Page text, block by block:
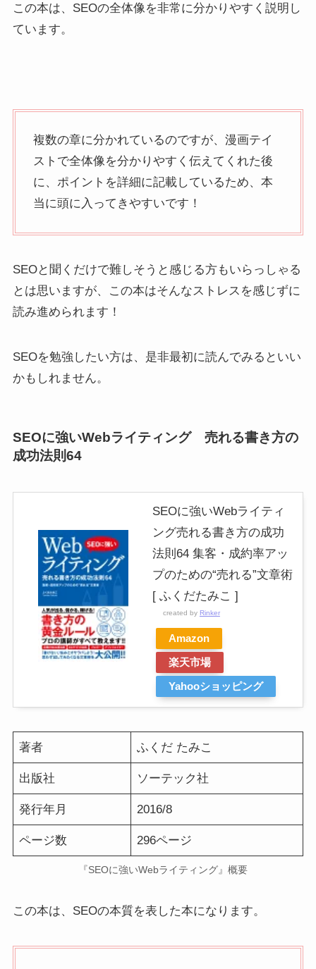
この本は、SEOの全体像を非常に分かりやすく説明し
ています。
複数の章に分かれているのですが、漫画テイ
ストで全体像を分かりやすく伝えてくれた後
に、ポイントを詳細に記載しているため、本
当に頭に入ってきやすいです！
SEOと聞くだけで難しそうと感じる方もいらっしゃる
とは思いますが、この本はそんなストレスを感じずに
読み進められます！
SEOを勉強したい方は、是非最初に読んでみるといい
かもしれません。
SEOに強いWebライティング 売れる書き方の
成功法則64
SEOに強いWebライティ
ング売れる書き方の成功
法則64 集客・成約率アッ
プのための“売れる”文章術
[ ふくだたみこ ]
created by Rinker
Amazon
楽天市場
Yahooショッピング
著者 ふくだ たみこ
出版社 ソーテック社
発行年月 2016/8
ページ数 296ページ
『SEOに強いWebライティング』概要
この本は、SEOの本質を表した本になります。